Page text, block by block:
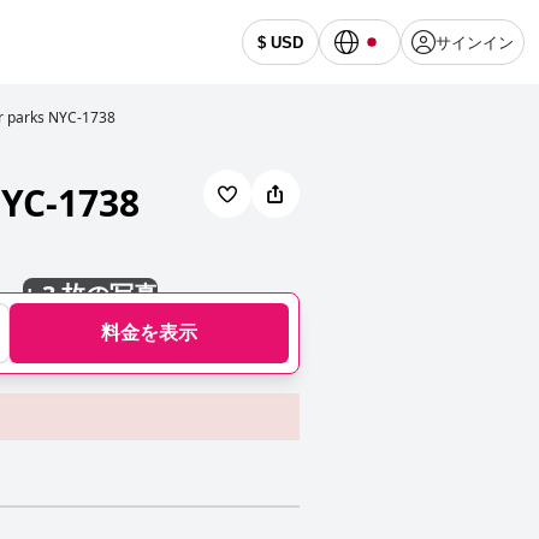
$ USD サインイン
parks NYC-1738
1738
+3 枚の写真
料金を表示